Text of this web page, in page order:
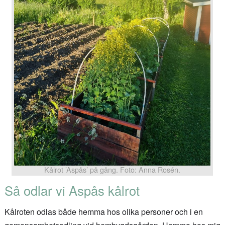
Kålrot ’Aspås’ på gång. Foto: Anna Rosén.
Så odlar vi Aspås kålrot
Kålroten odlas både hemma hos olika personer och i en